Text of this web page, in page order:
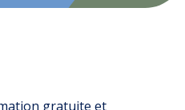
gratuite et